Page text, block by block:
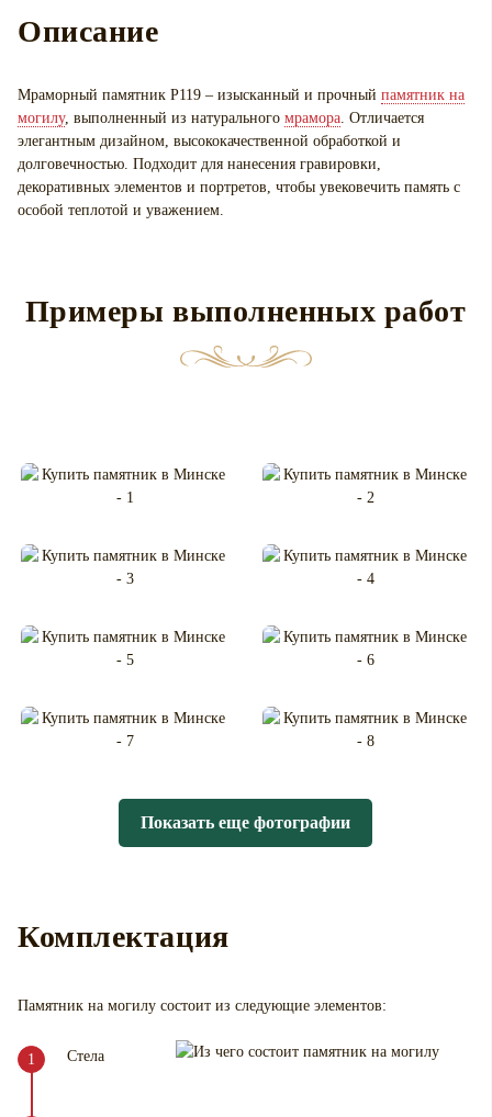
Описание
Мраморный памятник P119 – изысканный и прочный памятник на
могилу, выполненный из натурального мрамора. Отличается
элегантным дизайном, высококачественной обработкой и
долговечностью. Подходит для нанесения гравировки,
декоративных элементов и портретов, чтобы увековечить память с
особой теплотой и уважением.
Примеры выполненных работ
Показать еще фотографии
Комплектация
Памятник на могилу состоит из следующие элементов:
Стела